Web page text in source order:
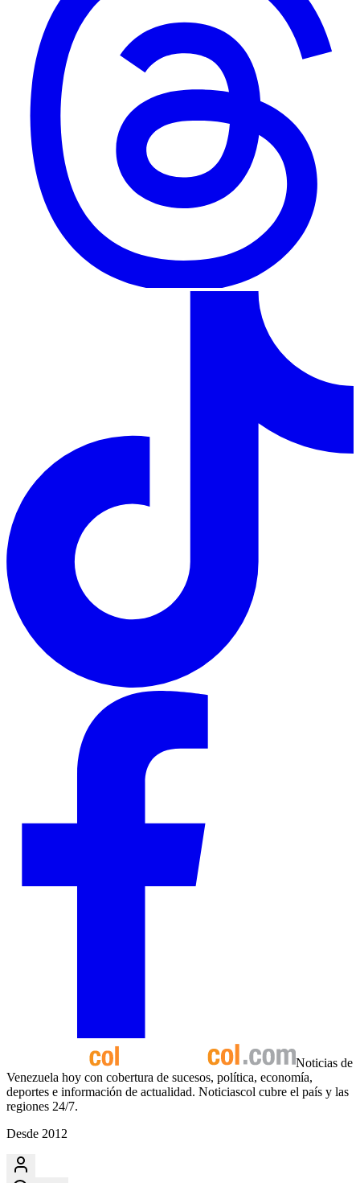
Noticias de
Venezuela hoy con cobertura de sucesos, política, economía,
deportes e información de actualidad. Noticiascol cubre el país y las
regiones 24/7.
Desde 2012